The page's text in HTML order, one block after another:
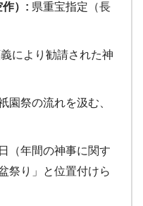
作）: 県重宝指定（長
により勧請された神
園祭の流れを汲む、
（年間の神事に関す
祭り」と位置付けら